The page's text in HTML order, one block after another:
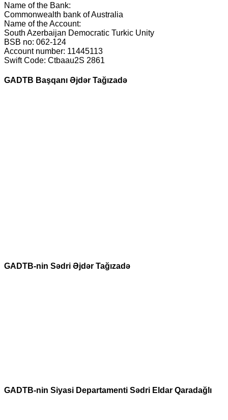
Name of the Bank:
Commonwealth bank of Australia
Name of the Account:
South Azerbaijan Democratic Turkic Unity
BSB no: 062-124
Account number: 11445113
Swift Code: Ctbaau2S 2861
GADTB Başqanı Əjdər Tağızadə
GADTB-nin Sədri Əjdər Tağızadə
GADTB-nin Siyasi Departamenti Sədri Eldar Qaradağlı